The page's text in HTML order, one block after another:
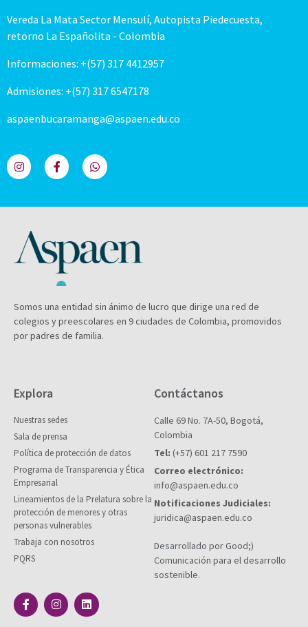
Vereda La Mata Sector Mensulí, Autopista Piedecuesta,
retorno La Españolita - Colombia
Informaciones: +(57) 317 4412957
Admisiones: +(57) 317 6547178
aspaenbucaramanga@aspaen.edu.co
Somos una entidad sin ánimo de lucro que dirige una red de
colegios y preescolares en 9 ciudades de Colombia, promovidos
por padres de familia.
Explora
Nuestras sedes
Sala de prensa
Política de protección de datos
Programa de Transparencia y Ética
Empresarial
Lineamientos de la Prelatura sobre la
protección de menores y otras
personas vulnerables
Trabaja con nosotros
PQRS
Contáctanos
Calle 69 No. 7A-50, Bogotá,
Colombia
Tel: (+57) 601 217 7590
Correo electrónico:
info@aspaen.edu.co
Notificaciones Judiciales:
juridica@aspaen.edu.co
Desarrollado por Good;)
Comunicación para el desarrollo
sostenible.